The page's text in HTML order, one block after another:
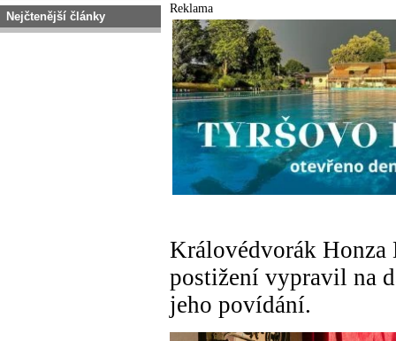
Nejčtenější články
Reklama
Královédvorák Honza
postižení vypravil na
jeho povídání.